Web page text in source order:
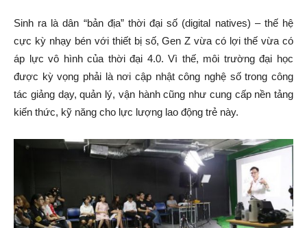
Sinh ra là dân “bản địa” thời đại số (digital natives) – thế hệ
cực kỳ nhạy bén với thiết bị số, Gen Z vừa có lợi thế vừa có
áp lực vô hình của thời đại 4.0. Vì thế, môi trường đại học
được kỳ vọng phải là nơi cập nhật công nghệ số trong công
tác giảng dạy, quản lý, vận hành cũng như cung cấp nền tảng
kiến thức, kỹ năng cho lực lượng lao động trẻ này.